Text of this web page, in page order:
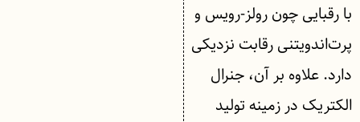
با رقبایی چون رولز-رویس و
پرت‌اند‌ویتنی رقابت نزدیکی
دارد. علاوه بر آن، جنرال
الکتریک در زمینه تولید